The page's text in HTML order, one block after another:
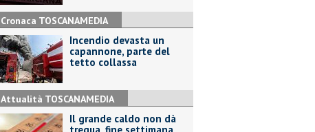
Cronaca TOSCANAMEDIA
Incendio devasta un
capannone, parte del
tetto collassa
Attualità TOSCANAMEDIA
Il grande caldo non dà